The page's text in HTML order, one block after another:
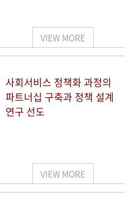
VIEW MORE
사회서비스 정책화 과정의
파트너십 구축과 정책 설계
연구 선도
VIEW MORE